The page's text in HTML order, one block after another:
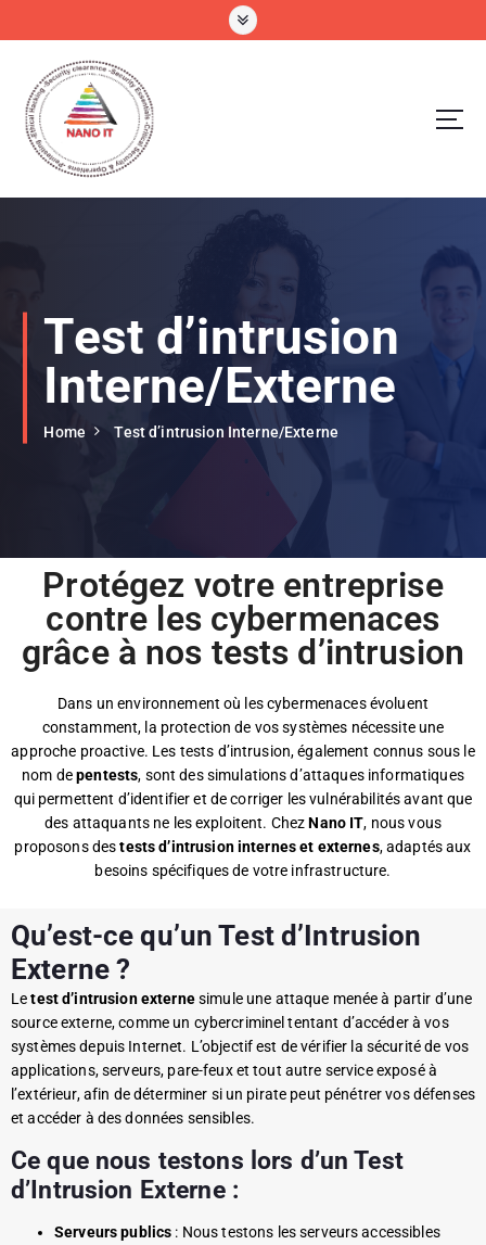
Services informatiques, Cybersécurité, Pentesting, Analise de Vulnérabilité,
Test d’intrusion
Interne/Externe
Home Test d’intrusion Interne/Externe
Protégez votre entreprise
contre les cybermenaces
grâce à nos tests d’intrusion
Dans un environnement où les cybermenaces évoluent
constamment, la protection de vos systèmes nécessite une
approche proactive. Les tests d’intrusion, également connus sous le
nom depentests, sont des simulations d’attaques informatiques
qui permettent d’identifier et de corriger les vulnérabilités avant que
des attaquants ne les exploitent. ChezNano IT, nous vous
proposons destests d’intrusion internes et externes, adaptés aux
besoins spécifiques de votre infrastructure.
Qu’est-ce qu’un Test d’Intrusion
Externe ?
Letest d’intrusion externesimule une attaque menée à partir d’une
source externe, comme un cybercriminel tentant d’accéder à vos
systèmes depuis Internet. L’objectif est de vérifier la sécurité de vos
applications, serveurs, pare-feux et tout autre service exposé à
l’extérieur, afin de déterminer si un pirate peut pénétrer vos défenses
et accéder à des données sensibles.
Ce que nous testons lors d’un Test
d’Intrusion Externe :
Serveurs publics : Nous testons les serveurs accessibles